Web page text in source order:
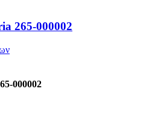
265-000002
000002